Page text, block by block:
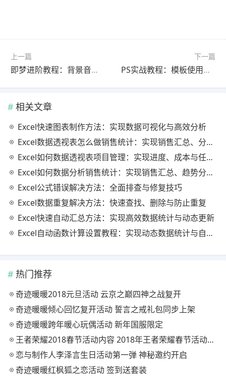
上一篇
即梦进阶教程：背景音乐完整教程官方最新版（零基础入门）
下一篇
PS实战教程：模板使用完整教程最新更新版（零基础入门）
相关文章
Excel快速图表制作方法：实现数据可视化与高效分析
Excel数据透视表怎么做销售统计：实现销售汇总、分析与动态监控
Excel如何数据透视表项目管理：实现进度、成本与任务的高效分析
Excel如何数据分析销售统计：实现销售汇总、趋势分析与业绩优化
Excel公式错误解决方法：全面排查与修复技巧
Excel数据重复解决方法：快速查找、删除与防止重复
Excel快速自动汇总方法：实现高效数据统计与动态更新
Excel自动函数计算设置教程：实现动态数据统计与自动更新
热门推荐
奇迹暖暖2018元旦活动 云京之巅四神之战复开
奇迹暖暖倾心回忆复开活动 誓言之戒礼包同步上架
奇迹暖暖跨年暖心玩偶活动 新年国服限定
王者荣耀2018春节活动内容 2018年王者荣耀春节活动大全
恋与制作人李泽言生日活动第一弹 神秘邀约开启
奇迹暖暖红枫狐之恋活动 签到送套装